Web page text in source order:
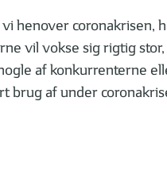
henover coronakrisen,
vil vokse sig rigtig
af konkurrenterne
brug af under